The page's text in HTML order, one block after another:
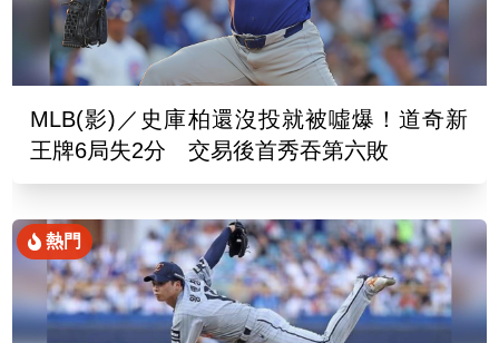
MLB(影)／史庫柏還沒投就被噓爆！道奇新
王牌6局失2分 交易後首秀吞第六敗
熱門